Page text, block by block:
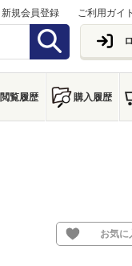
新規会員登録 ご利用ガイ
閲覧履歴 購入履歴
お気に